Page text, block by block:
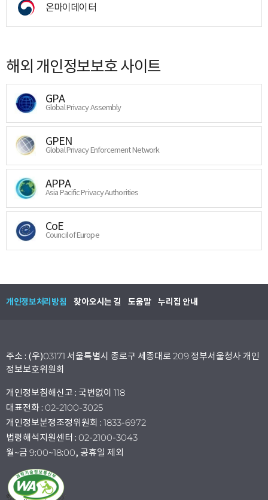
온마이데이터
해외 개인정보보호 사이트
GPA
Global Privacy Assembly
GPEN
Global Privacy Enforcement Network
APPA
Asia Pacific Privacy Authorities
CoE
Council of Europe
개인정보처리방침 찾아오시는 길 도움말 누리집 안내
주소 : (우)03171 서울특별시 종로구 세종대로 209 정부서울청사 개인
정보보호위원회
개인정보침해신고 : 국번없이 118
대표전화 : 02-2100-3025
개인정보분쟁조정위원회 : 1833-6972
법령해석지원센터 : 02-2100-3043
월~금 9:00~18:00, 공휴일 제외